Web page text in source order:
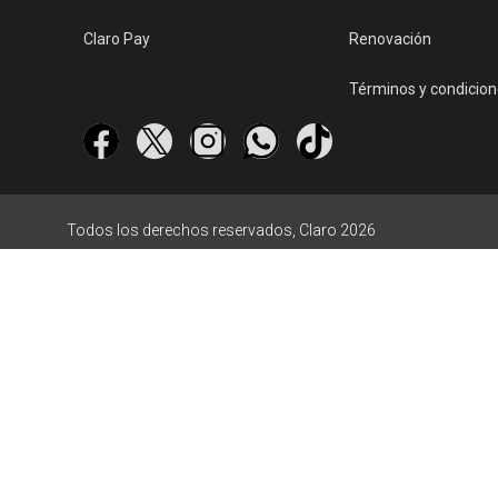
Claro Pay Renovación
Términos y
Todos los derechos reservados, Claro 2026